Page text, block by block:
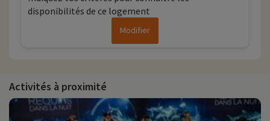
disponibilités de ce logement
Modifier
Activités à proximité